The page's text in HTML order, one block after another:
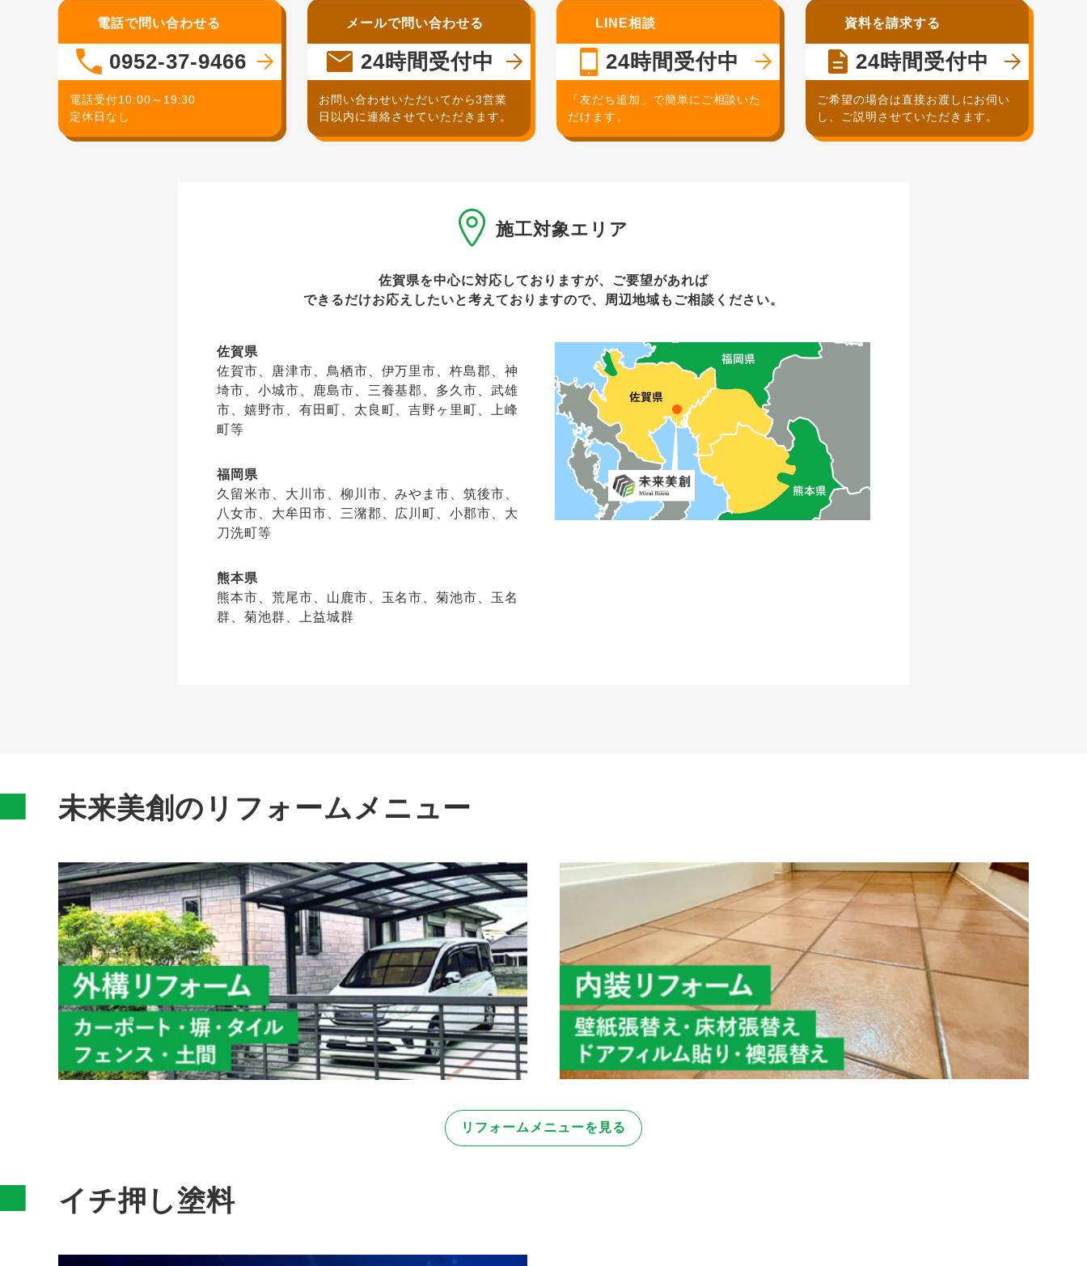
電話で問い合わせる
0952-37-9466
電話受付10:00～19:30
定休日なし
メールで問い合わせる
24時間受付中
お問い合わせいただいてから3営業
日以内に連絡させていただきます。
LINE相談
24時間受付中
「友だち追加」で簡単にご相談いた
だけます。
資料を請求する
24時間受付中
ご希望の場合は直接お渡しにお伺い
し、ご説明させていただきます。
施工対象エリア
佐賀県を中心に対応しておりますが、ご要望があれば
できるだけお応えしたいと考えておりますので、周辺地域もご相談ください。
佐賀県
佐賀市、唐津市、鳥栖市、伊万里市、杵島郡、神
埼市、小城市、鹿島市、三養基郡、多久市、武雄
市、嬉野市、有田町、太良町、吉野ヶ里町、上峰
町等
福岡県
久留米市、大川市、柳川市、みやま市、筑後市、
八女市、大牟田市、三潴郡、広川町、小郡市、大
刀洗町等
熊本県
熊本市、荒尾市、山鹿市、玉名市、菊池市、玉名
群、菊池群、上益城群
未来美創のリフォームメニュー
リフォームメニューを見る
イチ押し塗料